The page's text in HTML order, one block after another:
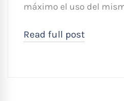
máximo el uso del
Read full post